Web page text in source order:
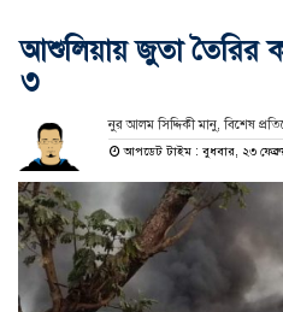
আশুলিয়ায় জুতা তৈরির
৩
নুর আলম সিদ্দিকী মানু, বিশেষ
আপডেট টাইম : বুধবার, ২৩